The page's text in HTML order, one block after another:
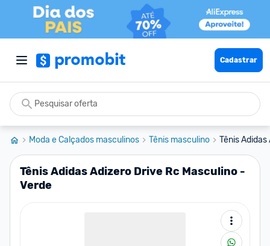
Cadastrar
Moda e Calçados masculinos Tênis masculino Tênis
Tênis Adidas Adizero Drive Rc Masculino -
Verde